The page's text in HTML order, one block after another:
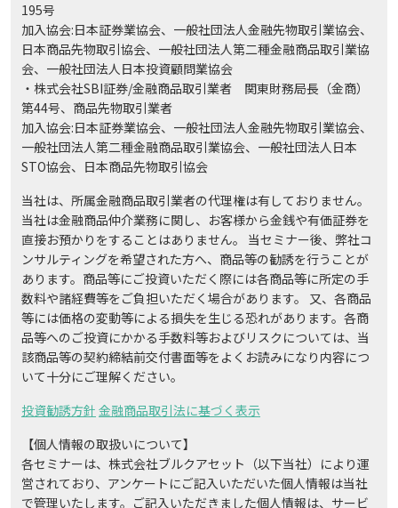
195号
加入協会:日本証券業協会、一般社団法人金融先物取引業協会、
日本商品先物取引協会、一般社団法人第二種金融商品取引業協
会、一般社団法人日本投資顧問業協会
・株式会社SBI証券/金融商品取引業者 関東財務局長（金商）
第44号、商品先物取引業者
加入協会:日本証券業協会、一般社団法人金融先物取引業協会、
一般社団法人第二種金融商品取引業協会、一般社団法人日本
STO協会、日本商品先物取引協会
当社は、所属金融商品取引業者の代理権は有しておりません。
当社は金融商品仲介業務に関し、お客様から金銭や有価証券を
直接お預かりをすることはありません。 当セミナー後、弊社コ
ンサルティングを希望された方へ、商品等の勧誘を行うことが
あります。商品等にご投資いただく際には各商品等に所定の手
数料や諸経費等をご負担いただく場合があります。 又、各商品
等には価格の変動等による損失を生じる恐れがあります。各商
品等へのご投資にかかる手数料等およびリスクについては、当
該商品等の契約締結前交付書面等をよくお読みになり内容につ
いて十分にご理解ください。
投資勧誘方針 金融商品取引法に基づく表示
【個人情報の取扱いについて】
各セミナーは、株式会社ブルクアセット（以下当社）により運
営されており、アンケートにご記入いただいた個人情報は当社
で管理いたします。ご記入いただきました個人情報は、サービ